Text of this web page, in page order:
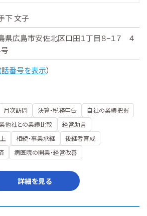
下 文子
県広島市安佐北区口田１丁目８−１７ ４
号
話番号を表示）
月次訪問 決算・税務申告
自社の業績把握
他社との業績比較
経営助言
相続・事業承継
後継者育成
病医院の開業・経営改善
詳細を見る